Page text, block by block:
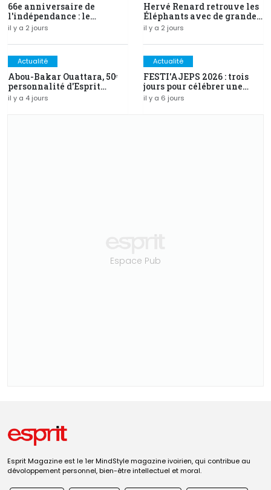
Espace Pub
66e anniversaire de
l'indépendance : le
discours intégral du PR
Alassane Ouattara
il y a 2 jours
Hervé Renard retrouve les
Éléphants avec de grandes
ambitions
il y a 2 jours
Actualité
Abou-Bakar Ouattara, 50ᵉ
personnalité d'Esprit
Magazine distinguée au
Prix d'Excellence 2026
il y a 4 jours
Actualité
FESTI'AJEPS 2026 : trois
jours pour célébrer une
identité, inaugurer un
avenir
il y a 6 jours
Esprit Magazine est le 1er MindStyle magazine ivoirien, qui contribue au
dévoloppement personnel, bien-être intellectuel et moral.